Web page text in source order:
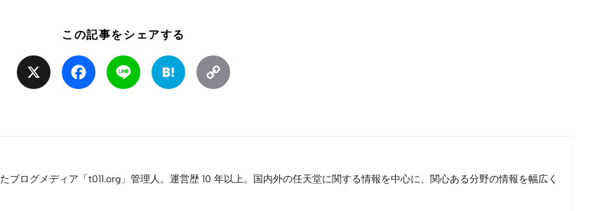
この記事をシェアする
Facebook Line Hatena
ブログメディア「t011.org」管理人。運営歴 10 年以上。国内外の任天堂に関する情報を中心に、関心ある分野の情報を幅広く